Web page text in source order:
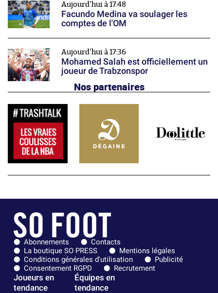
Aujourd'hui à 17:48
Facundo Medina va soulager les
comptes de l'OM
Aujourd'hui à 17:36
Mohamed Salah est officiellement un
joueur de Trabzonspor
Nos partenaires
Abonnements
Contacts
La boutique SO PRESS
Mentions légales
Conditions générales d'utilisation
Publicité
Consentement RGPD
Recrutement
Joueurs en
tendance
Équipes en
tendance